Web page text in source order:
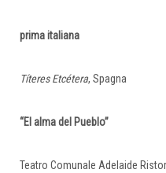
prima italiana
Títeres Etcétera, Spagna
“El alma del Pueblo”
Teatro Comunale Adelaide